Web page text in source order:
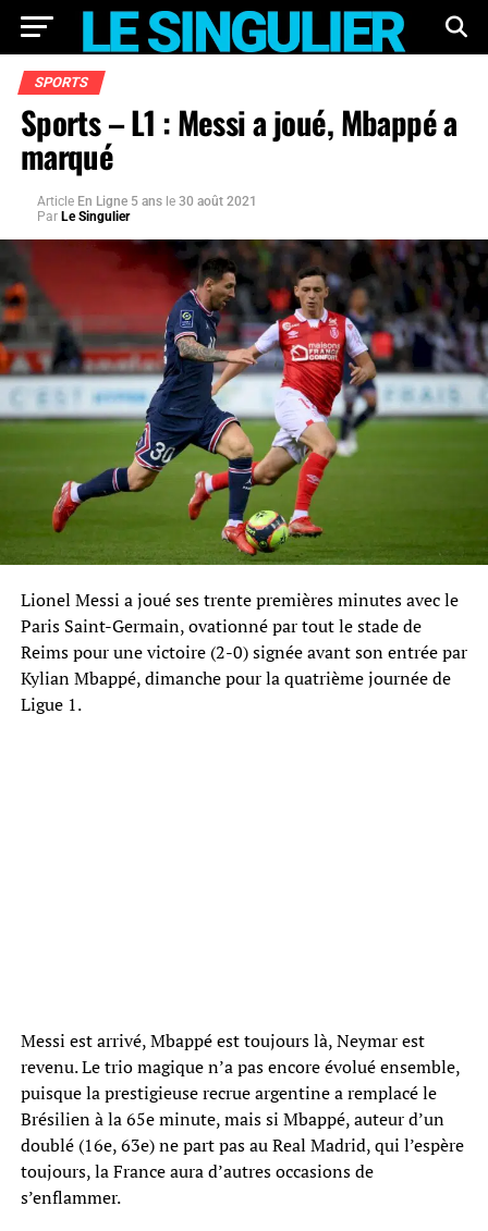
SPORTS
Sports – L1 : Messi a joué, Mbappé a
marqué
Article En Ligne 5 ans le 30 août 2021
Par Le Singulier
Lionel Messi a joué ses trente premières minutes avec le
Paris Saint-Germain, ovationné par tout le stade de
Reims pour une victoire (2-0) signée avant son entrée par
Kylian Mbappé, dimanche pour la quatrième journée de
Ligue 1.
Messi est arrivé, Mbappé est toujours là, Neymar est
revenu. Le trio magique n’a pas encore évolué ensemble,
puisque la prestigieuse recrue argentine a remplacé le
Brésilien à la 65e minute, mais si Mbappé, auteur d’un
doublé (16e, 63e) ne part pas au Real Madrid, qui l’espère
toujours, la France aura d’autres occasions de
s’enflammer.